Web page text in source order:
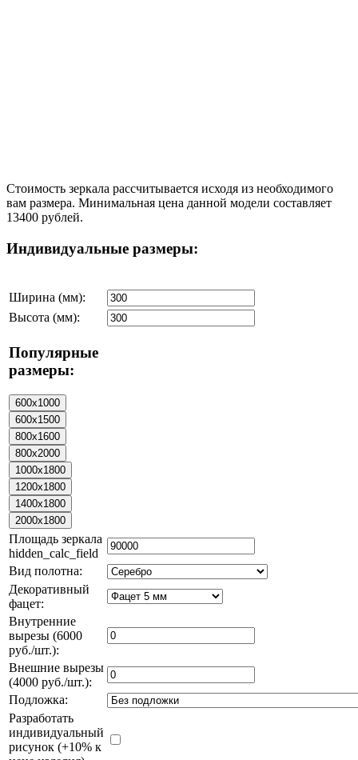
Стоимость зеркала рассчитывается исходя из необходимого
вам размера. Минимальная цена данной модели составляет
13400 рублей.
Индивидуальные размеры:
Ширина (мм):
Высота (мм):
Популярные
размеры:
Площадь зеркала
hidden_calc_field
Вид полотна:
Декоративный
фацет:
Внутренние
вырезы (6000
руб./шт.):
Внешние вырезы
(4000 руб./шт.):
Подложка:
Разработать
индивидуальный
рисунок (+10% к